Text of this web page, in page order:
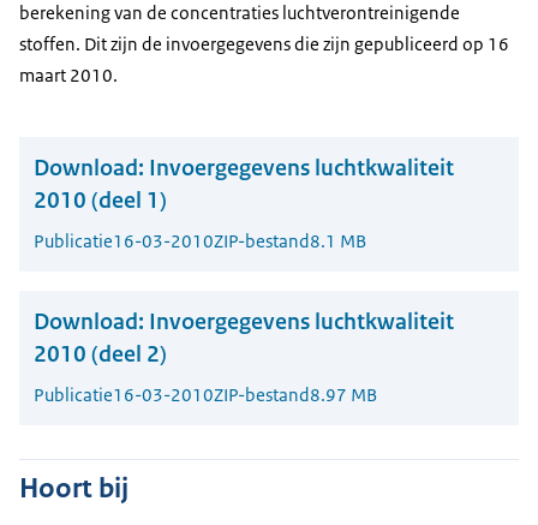
berekening van de concentraties luchtverontreinigende
stoffen. Dit zijn de invoergegevens die zijn gepubliceerd op 16
maart 2010.
Download: Invoergegevens luchtkwaliteit
2010 (deel 1)
Publicatie16-03-2010ZIP-bestand8.1 MB
Download: Invoergegevens luchtkwaliteit
2010 (deel 2)
Publicatie16-03-2010ZIP-bestand8.97 MB
Hoort bij